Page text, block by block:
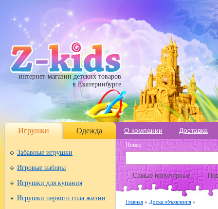
интернет-магазин детских товаров
в Екатеринбурге
Игрушки Одежда О компании Доставка
Забавные игрушки
Игровые наборы
Игрушки для купания
Игрушки первого года жизни
Поиск
Самые популярные
Главная » Доска объявления »